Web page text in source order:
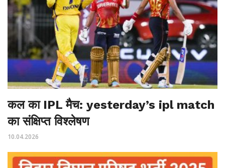
कल का IPL मैच: yesterday’s ipl match
का संक्षिप्त विश्लेषण
10.04.2026